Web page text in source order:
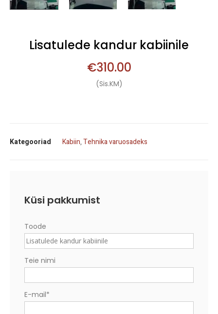
Lisatulede kandur kabiinile
€310.00
(Sis.KM)
Kategooriad Kabiin,Tehnika varuosadeks
Küsi pakkumist
Toode
Teie nimi
E-mail*